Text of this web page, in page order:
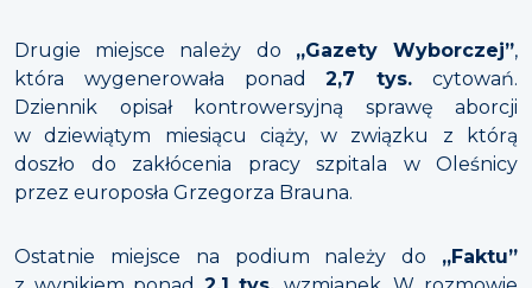
Drugie miejsce należy do „Gazety Wyborczej”,
która wygenerowała ponad2,7 tys. cytowań.
Dziennik opisał kontrowersyjną sprawę aborcji
w dziewiątym miesiącu ciąży, w związku z którą
doszło do zakłócenia pracy szpitala w Oleśnicy
przez europosła Grzegorza Brauna.
Ostatnie miejsce na podium należy do „Faktu”